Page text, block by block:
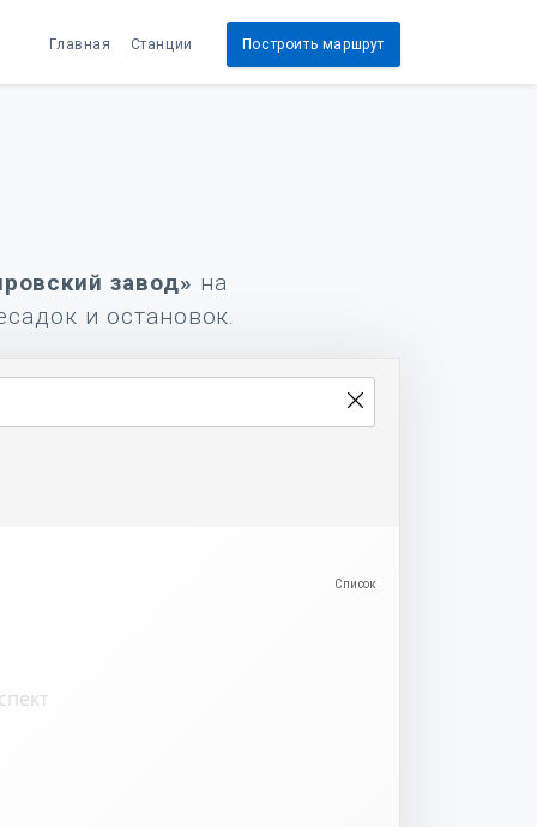
Главная Станции Построить маршрут
завод» на
и остановок.